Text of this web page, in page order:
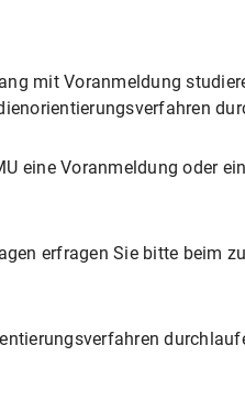
mit Voranmeldung
eine Voranmeldung oder
erfragen Sie bitte beim